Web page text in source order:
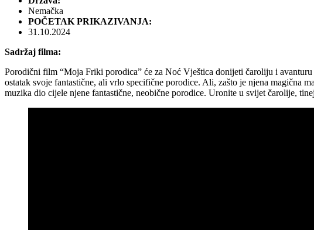
Nemačka
POČETAK PRIKAZIVANJA:
31.10.2024
Sadržaj filma:
Porodični film “Moja Friki porodica” će za Noć Vještica donijeti čaroliju i
ostatak svoje fantastične, ali vrlo specifične porodice. Ali, zašto je njena magična
muzika dio cijele njene fantastične, neobične porodice. Uronite u svijet čarolije,